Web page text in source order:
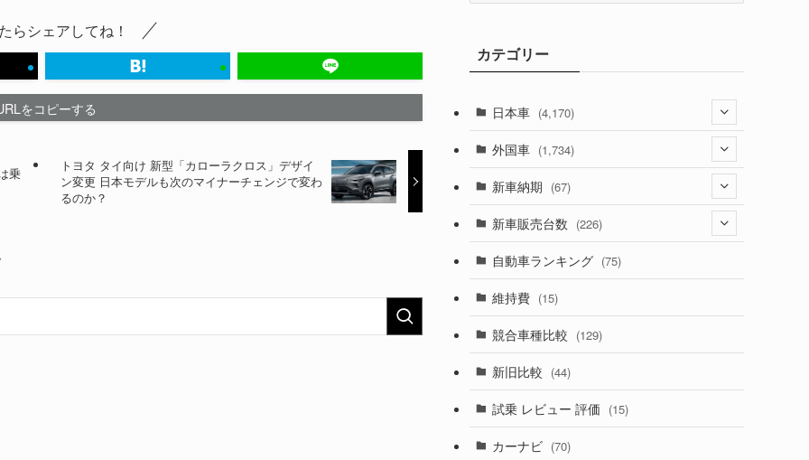
らシェアしてね！
をコピーする
乗
トヨタ タイ向け 新型「カローラクロス」デザイ
ン変更 日本モデルも次のマイナーチェンジで変わ
るのか？
ブカテゴリー
日本車 (4,170)
(1,320)
(329)
(525)
(356)
(328)
(194)
(230)
(253)
外国車 (1,734)
(188)
(242)
(85)
(84)
(14)
(222)
新車納期 (67)
(28)
(8)
(3)
(3)
(5)
新車販売台数 (226)
(21)
(5)
(7)
自動車ランキング (75)
維持費 (15)
競合車種比較 (129)
新旧比較 (44)
試乗 レビュー 評価 (15)
カーナビ (70)